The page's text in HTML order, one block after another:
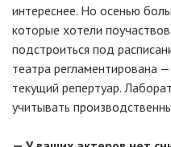
интереснее. Но осенью
которые хотели
подстроиться под
театра регламентирована
текущий репертуар.
учитывать